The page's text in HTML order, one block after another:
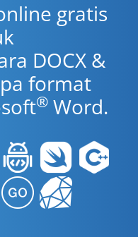
gratis
DOCX &
format
® Word.